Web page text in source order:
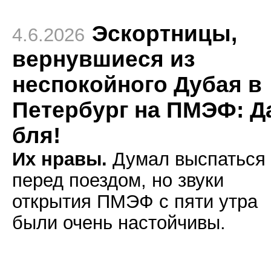
4.6.2026 Эскортницы,
вернувшиеся из
неспокойного Дубая в
Петербург на ПМЭФ:
бля!
Их нравы. Думал выспаться
перед поездом, но звуки
открытия ПМЭФ с пяти утра
были очень настойчивы.